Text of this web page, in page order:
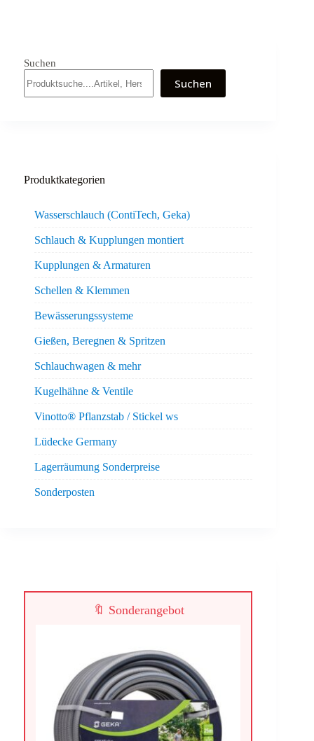
Suchen
Suchen
Produktkategorien
Wasserschlauch (ContiTech, Geka)
Schlauch & Kupplungen montiert
Kupplungen & Armaturen
Schellen & Klemmen
Bewässerungssysteme
Gießen, Beregnen & Spritzen
Schlauchwagen & mehr
Kugelhähne & Ventile
Vinotto® Pflanzstab / Stickel ws
Lüdecke Germany
Lagerräumung Sonderpreise
Sonderposten
🔖 Sonderangebot